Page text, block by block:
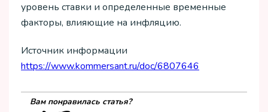
уровень ставки и определенные временные
факторы, влияющие на инфляцию.
Источник информации
https://www.kommersant.ru/doc/6807646
Вам понравилась статья?